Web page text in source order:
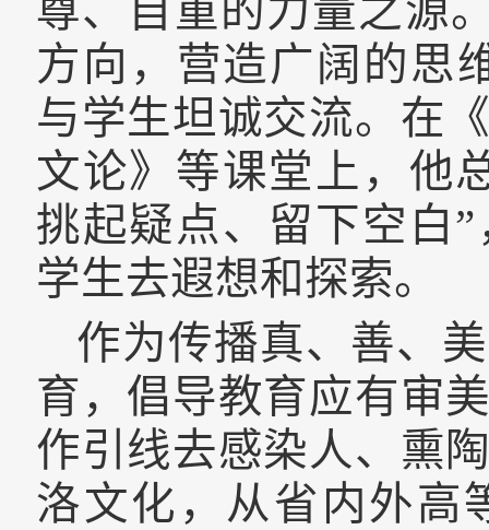
尊、自重的力量之源
方向，营造广阔的
与学生坦诚交流。在
文论》等课堂上，他
挑起疑点、留下空白
学生去遐想和探索。
作为传播真、善、
育，倡导教育应有审
作引线去感染人、熏
洛文化，从省内外高